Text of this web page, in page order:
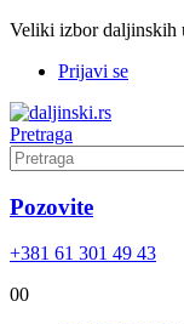
Veliki izbor daljinskih
Prijavi se
Pretraga
Pozovite
+381 61 301 49 43
00